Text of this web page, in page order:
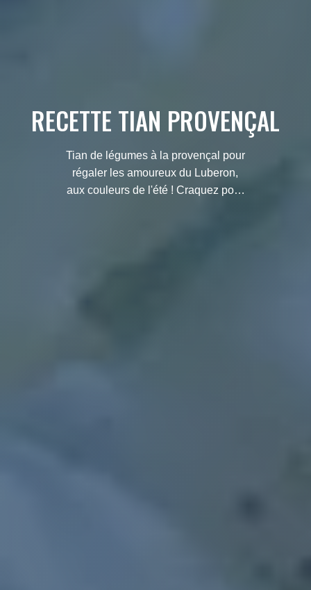
RECETTE TIAN PROVENÇAL
Tian de légumes à la provençal pour
régaler les amoureux du Luberon,
aux couleurs de l'été ! Craquez pour